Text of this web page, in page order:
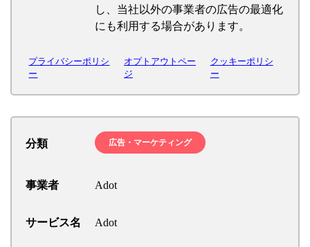
し、当社以外の事業者の広告の最適化
にも利用する場合があります。
プライバシーポリシ
ー
オプトアウトペー
ジ
クッキーポリシ
ー
分類 広告・マーケティング
事業者 Adot
サービス名 Adot